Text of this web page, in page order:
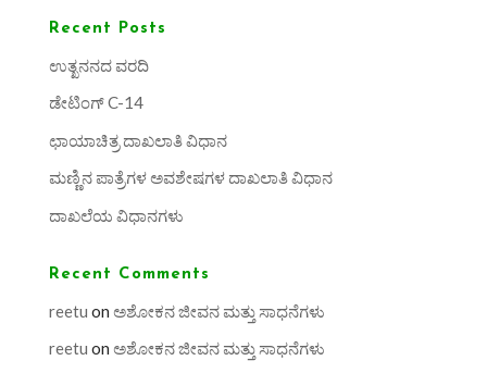
Recent Posts
ಉತ್ಖನನದ ವರದಿ
ಡೇಟಿಂಗ್ C-14
ಛಾಯಾಚಿತ್ರ ದಾಖಲಾತಿ ವಿಧಾನ
ಮಣ್ಣಿನ ಪಾತ್ರೆಗಳ ಅವಶೇಷಗಳ ದಾಖಲಾತಿ ವಿಧಾನ
ದಾಖಲೆಯ ವಿಧಾನಗಳು
Recent Comments
reetu on ಅಶೋಕನ ಜೀವನ ಮತ್ತು ಸಾಧನೆಗಳು
reetu on ಅಶೋಕನ ಜೀವನ ಮತ್ತು ಸಾಧನೆಗಳು